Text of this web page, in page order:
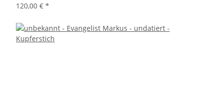
120,00 € *